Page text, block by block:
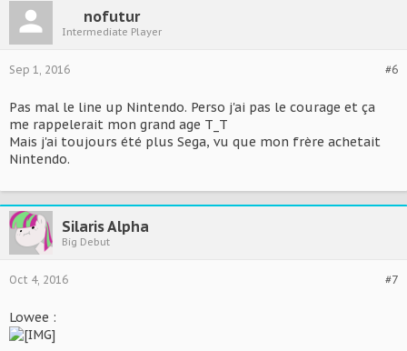
nofutur
Intermediate Player
#6
Sep 1, 2016
Pas mal le line up Nintendo. Perso j'ai pas le courage et ça
me rappelerait mon grand age T_T
Mais j'ai toujours été plus Sega, vu que mon frère achetait
Nintendo.
Silaris Alpha
Big Debut
#7
Oct 4, 2016
Lowee :